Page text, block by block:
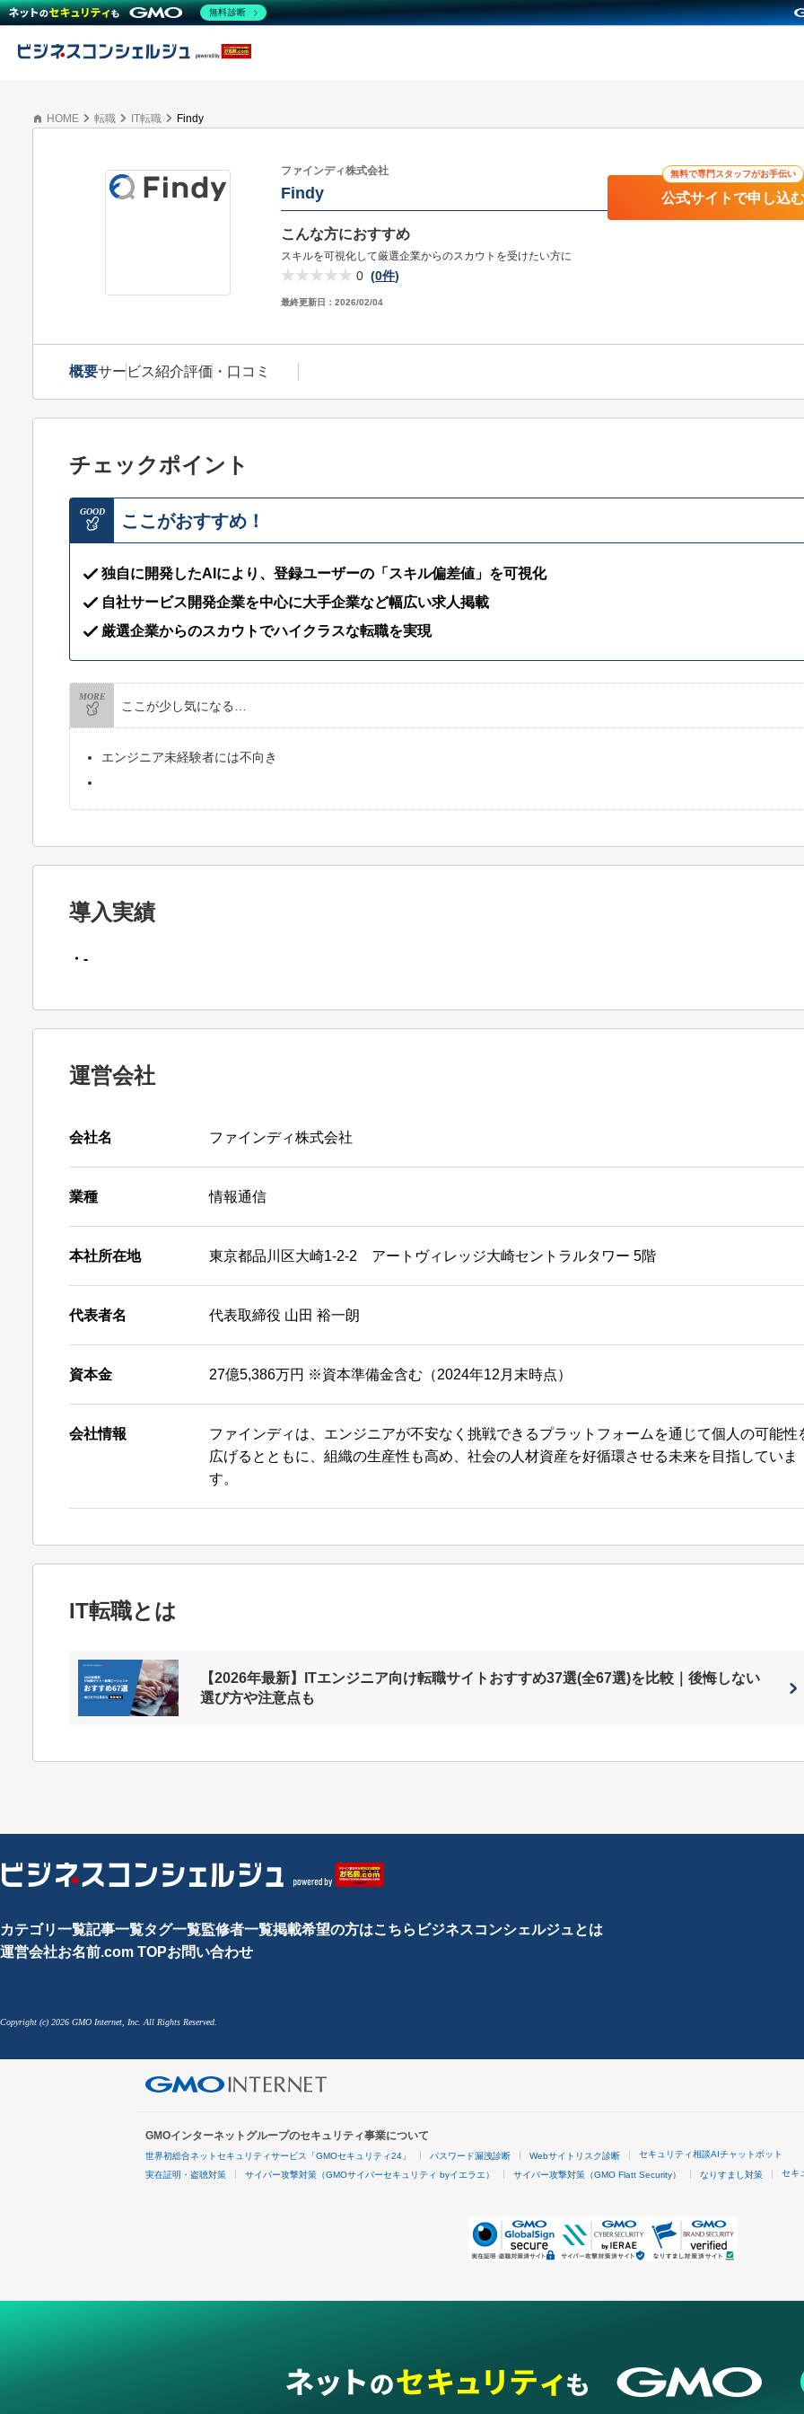
HOME 転職 IT転職 Findy
ファインディ株式会社
Findy
こんな方におすすめ
スキルを可視化して厳選企業からのスカウトを受けたい方に
0 (0件)
最終更新日： 2026/02/04
無料で専門スタッフがお手伝い
公式サイトで申し込む
概要サービス紹介評価・口コミ
チェックポイント
GOOD ここがおすすめ！
独自に開発したAIにより、登録ユーザーの「スキル偏差値」を可視化
自社サービス開発企業を中心に大手企業など幅広い求人掲載
厳選企業からのスカウトでハイクラスな転職を実現
MORE
ここが少し気になる…
エンジニア未経験者には不向き
導入実績
・-
運営会社
会社名 ファインディ株式会社
業種 情報通信
本社所在地 東京都品川区大崎1-2-2 アートヴィレッジ大崎セントラルタワー 5階
代表者名 代表取締役 山田 裕一朗
資本金 27億5,386万円 ※資本準備金含む（2024年12月末時点）
会社情報
ファインディは、エンジニアが不安なく挑戦できるプラットフォームを通じて個人の可能性
広げるとともに、組織の生産性も高め、社会の人材資産を好循環させる未来を目指していま
す。
IT転職とは
【2026年最新】ITエンジニア向け転職サイトおすすめ37選(全67選)を比較｜後悔しない
選び方や注意点も
カテゴリ一覧記事一覧タグ一覧監修者一覧掲載希望の方はこちら ビジネスコンシェルジュとは
運営会社お名前.com TOPお問い合わせ
Copyright (c) 2026 GMO Internet, Inc. All Rights Reserved.
GMOインターネットグループのセキュリティ事業について
世界初総合ネットセキュリティサービス「GMOセキュリティ24」 パスワード漏洩診断 Webサイトリスク診断 セキュリティ相談AIチャットボット
実在証明・盗聴対策 サイバー攻撃対策（GMOサイバーセキュリティ byイエラエ） サイバー攻撃対策（GMO Flatt Security） なりすまし対策 セキ
無料診断